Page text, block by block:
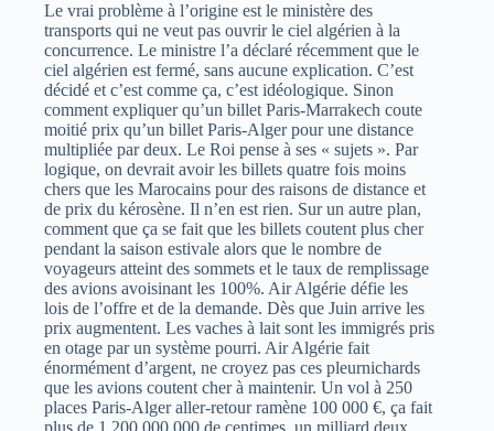
Le vrai problème à l’origine est le ministère des
transports qui ne veut pas ouvrir le ciel algérien à la
concurrence. Le ministre l’a déclaré récemment que le
ciel algérien est fermé, sans aucune explication. C’est
décidé et c’est comme ça, c’est idéologique. Sinon
comment expliquer qu’un billet Paris-Marrakech coute
moitié prix qu’un billet Paris-Alger pour une distance
multipliée par deux. Le Roi pense à ses « sujets ». Par
logique, on devrait avoir les billets quatre fois moins
chers que les Marocains pour des raisons de distance et
de prix du kérosène. Il n’en est rien. Sur un autre plan,
comment que ça se fait que les billets coutent plus cher
pendant la saison estivale alors que le nombre de
voyageurs atteint des sommets et le taux de remplissage
des avions avoisinant les 100%. Air Algérie défie les
lois de l’offre et de la demande. Dès que Juin arrive les
prix augmentent. Les vaches à lait sont les immigrés pris
en otage par un système pourri. Air Algérie fait
énormément d’argent, ne croyez pas ces pleurnichards
que les avions coutent cher à maintenir. Un vol à 250
places Paris-Alger aller-retour ramène 100 000 €, ça fait